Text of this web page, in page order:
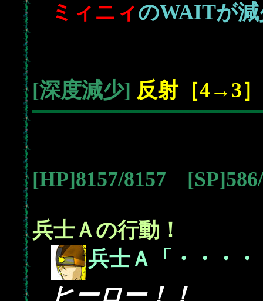
ミィニィのWAITが減
[深度減少] 反射［4→3］
[HP]8157/8157
兵士Ａの行動！
兵士Ａ「・・・・
ヒーロー！！